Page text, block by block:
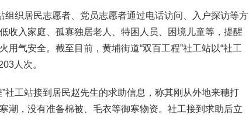
组织居民志愿者、党员志愿者通过电话访问、入户探访等方
收入家庭、孤寡独居老人、特困人员、困境儿童等，提醒
用气安全。截至目前，黄埔街道“双百工程”社工站以“社工
人次。
社工站接到居民赵先生的求助信息，称其刚从外地来穗打
潮，没有准备棉被、毛衣等御寒物资。社工接到求助后立